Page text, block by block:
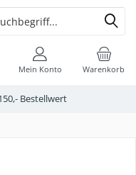
Bestellwert
Warenkorb
Mein Konto